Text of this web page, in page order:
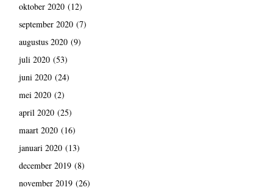
oktober 2020(12)
september 2020(7)
augustus 2020(9)
juli 2020(53)
juni 2020(24)
mei 2020(2)
april 2020(25)
maart 2020(16)
januari 2020(13)
december 2019(8)
november 2019(26)